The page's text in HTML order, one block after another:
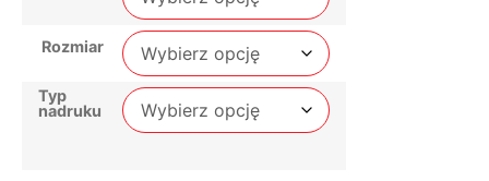
Rozmiar
Typ
nadruku